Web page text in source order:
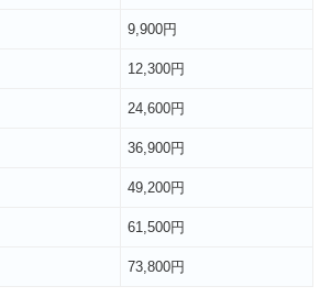
9,900円
12,300円
24,600円
36,900円
49,200円
61,500円
73,800円